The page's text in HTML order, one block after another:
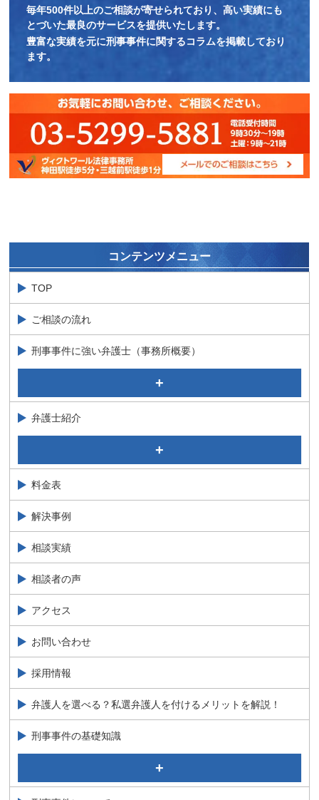
毎年500件以上のご相談が寄せられており、高い実績にも
とづいた最良のサービスを提供いたします。
豊富な実績を元に刑事事件に関するコラムを掲載しており
ます。
コンテンツメニュー
TOP
ご相談の流れ
刑事事件に強い弁護士（事務所概要）
捜査段階における当事務所の特徴
弁護士紹介
特別顧問 石井 政治 Masaji Ishii
パートナー弁護士 徳永 祐一 Yuichi Tokunaga
料金表
解決事例
相談実績
相談者の声
アクセス
お問い合わせ
採用情報
弁護人を選べる？私選弁護人を付けるメリットを解説！
刑事事件の基礎知識
刑事裁判の公判について弁護士が解説